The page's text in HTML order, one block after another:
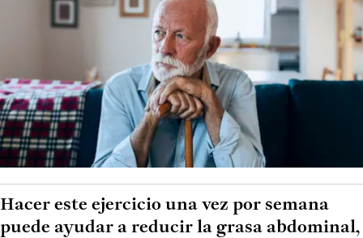
Hacer este ejercicio una vez por semana
puede ayudar a reducir la grasa abdominal,